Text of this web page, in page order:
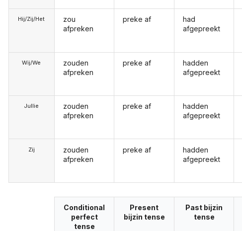
Hij/Zij/Het
Wij/We
Jullie
Zij
zou
afpreken
zouden
afpreken
zouden
afpreken
zouden
afpreken
preke af
preke af
preke af
preke af
had
afgepreekt
hadden
afgepreekt
hadden
afgepreekt
hadden
afgepreekt
Conditional
perfect
tense
Present
bijzin tense
Past bijzin
tense